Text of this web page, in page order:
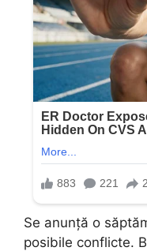
Se anunță o
posibile conflicte.